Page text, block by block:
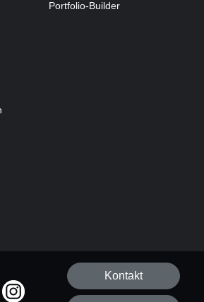
Portfolio-Builder
Accounts
Kontakt